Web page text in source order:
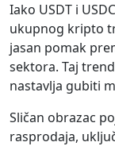
Iako USDT i
ukupnog kripto
jasan pomak
sektora. Taj
nastavlja gubiti
Sličan obrazac
rasprodaja,